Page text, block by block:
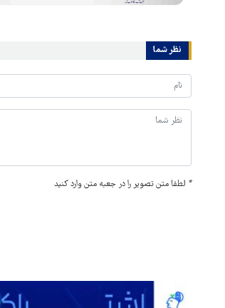
نظر شما
* لطفا متن تصویر را در جعبه متن وارد کنید